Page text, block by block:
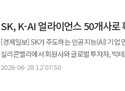
교육에 대한 세계적인 관심이 높아지는 가운
학생들에게 더욱 폭넓은 고등교육 기회를 제
사이버대학의 교육과정을 병행하거나 향후 복
의미가 크다"고 말했다. 이어 "앞으로 양국 간 학점교류와 공동교육과정, 교수 및 학생 교류를 지속적으로 확대하고,
장기적으로는 베트남 내 한국 사이버대학 학
KEL과 연계된 최종 선발전까지 이어지는 구
모바일의 글로벌 경쟁력 역시 강화해 나갈 계획이다. 넥슨 관계자는 "'FC 프로 모바일 월드 챔피언십'은
개최하는 'FC 모바일'의 최상위 글로벌 대회"
규모는 3억6000만원으로 대상 1억원을 비롯
200만원이 수여될 예정이다. 네이버웹툰과 문피아는 단순히 수상작을 선정하는 데 그치지 않고 IP 확장도 적극 지원할
계획이다. 모든 수상작은 문피아에서 먼저 공
코스맥스와 손잡고 제품 개발과 생산 역량을
소공인을 위한 별도 팝업스토어도 운영한다.
시도다. 이번 사업은 무신사가 그동안 축적해온 브랜드 육성 경험을 제도권 사업으로 확장했다는 점에서 의미가 있다.
무신사는 패션 플랫폼을 넘어 신진 디자이너
멘토링이 제공된다. 동시에 삼성바이오에피스
기회도 모색할 수 있다. 지원 분야는 종양학, 면역·염증(I&I), 대사질환 등으로 항체-약물접합체(ADC) 및 XDC, 항체
엔지니어링, 신규 바이오 모달리티, 펩타이드,
기반 기술과 장기 지속형 플랫폼 등에 대한 관심이 높은 것으로 전해졌다.
이노베이션 전략의 일환이다. 앞서 삼성바이
SK, K-AI 얼라이언스 50개사
[경제일보] SK가 주도하는 인공지능(AI) 기업
실리콘밸리에서 회원사와 글로벌 투자자, 빅
본격화했다. SK AI위원회는 K-AI 얼라이언스가 지난 26일 미국 실리콘밸리 멘로파크에서 ‘유나이트 2026’을
2026-06-28 12:07:50